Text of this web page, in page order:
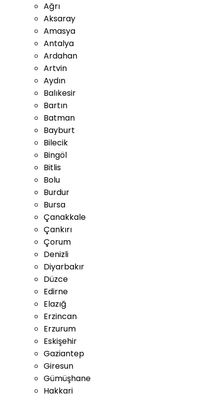
Ağrı
Aksaray
Amasya
Antalya
Ardahan
Artvin
Aydın
Balıkesir
Bartın
Batman
Bayburt
Bilecik
Bingöl
Bitlis
Bolu
Burdur
Bursa
Çanakkale
Çankırı
Çorum
Denizli
Diyarbakır
Düzce
Edirne
Elazığ
Erzincan
Erzurum
Eskişehir
Gaziantep
Giresun
Gümüşhane
Hakkari